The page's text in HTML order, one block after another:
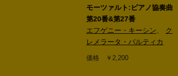
モーツァルト:ピアノ協奏曲
第20番&第27番
エフゲニー・キーシン 、
ク
レメラータ・バルティカ
価格 ￥2,200